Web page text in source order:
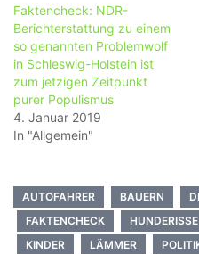
Faktencheck: NDR-
Berichterstattung zu einem
so genannten Problemwolf
in Schleswig-Holstein ist
zum jetzigen Zeitpunkt
purer Populismus
4. Januar 2019
In "Allgemein"
AUTOFAHRER BAUERN
FAKTENCHECK
HUNDERISSE
KINDER
LÄMMER